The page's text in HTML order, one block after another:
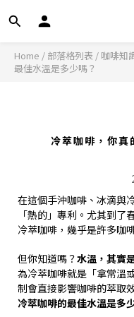
Home / 部落格列表 / 咖啡知
最佳水溫是多少嗎？
冷萃咖啡，你真
在這個手沖咖啡、冰滴與
「熱的」專利。尤其到
冷萃咖啡，幾乎是許多咖
但你知道嗎？水溫，其實
為冷萃咖啡就是「拿常溫
制會直接影響咖啡的萃取
冷萃咖啡的最佳水溫是多